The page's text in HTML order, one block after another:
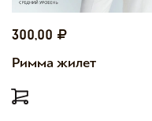
300,00
Римма жилет